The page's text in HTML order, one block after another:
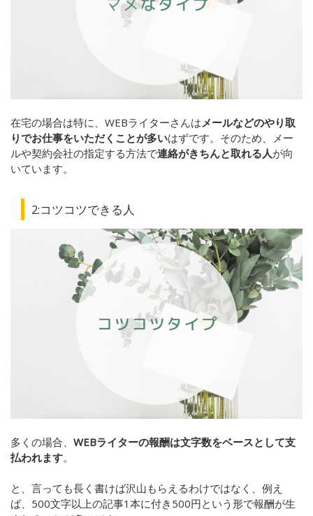
在宅の場合は特に、WEBライターさんはメールなどのやり取
りでお仕事をいただくことが多いはずです。そのため、メー
ルや契約会社の指定する方法で連絡がきちんと取れる人が向
いています。
2:コツコツできる人
多くの場合、 WEBライターの報酬は文字数をベースとして支
払われます。
と、言っても長く書けば沢山もらえるわけではなく、例え
ば、500文字以上の記事1本に付き500円という形で報酬が生